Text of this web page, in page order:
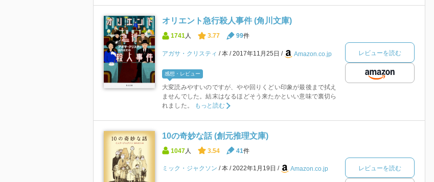
オリエント急行殺人事件 (角川文庫)
1741 人 3.77 99件
アガサ・クリスティ 本 2017年11月25日 Amazon.co.jp
感想・レビュー
大変読みやすいのですが、やや回りくどい印象が最後まで拭え
ませんでした。結末はなるほどそう来たかといい意味で裏切ら
れました。
もっと読む
レビューを読む
10の奇妙な話 (創元推理文庫)
1047 人 3.54 41件
ミック・ジャクソン 本 2022年1月19日 Amazon.co.jp レビューを読む